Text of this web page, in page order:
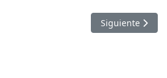
: Al día sobre… Inteligencia artificial
Artículo
Siguiente